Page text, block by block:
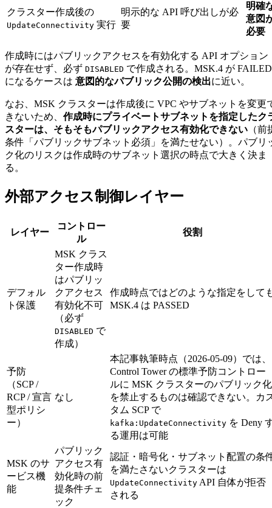
クラスター作成後の
UpdateConnectivity 実行
明示的な API 呼び出しが必
要
明確
意図
必要
作成時にはパブリックアクセスを有効化する API オプション
が存在せず、必ず DISABLED で作成される。MSK.4 が FAILED
になるケースは 意図的なパブリック公開の検出に近い。
なお、MSK クラスターは作成後に VPC やサブネットを変更
きないため、 作成時にプライベートサブネットを指定したク
スターは、そもそもパブリックアクセス有効化できない （前
条件「パブリックサブネット必須」を満たせない）。パブリ
ク化のリスクは作成時のサブネット選択の時点で大きく決ま
る。
外部アクセス制御レイヤー
レイヤー
コントロー
ル
役割
デフォル
ト保護
MSK クラス
ター作成時
はパブリッ
クアクセス
有効化不可
（必ず
DISABLED で
作成）
作成時点ではどのような指定をして
MSK.4 は PASSED
予防
（SCP /
RCP / 宣言
型ポリシ
ー）
なし
本記事執筆時点（2026-05-09）では、
Control Tower の標準予防コントロー
ルに MSK クラスターのパブリック化
を禁止するものは確認できない。カ
タム SCP で
kafka:UpdateConnectivity を Deny
る運用は可能
MSK のサ
ービス機
能
パブリック
アクセス有
効化時の前
提条件チェ
ック
認証・暗号化・サブネット配置の条
を満たさないクラスターは
UpdateConnectivity API 自体が拒否
される